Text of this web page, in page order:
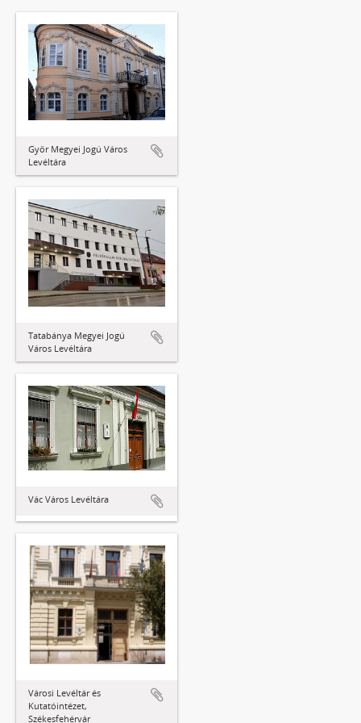
Győr Megyei Jogú Város
Levéltára
Tatabánya Megyei Jogú
Város Levéltára
Vác Város Levéltára
Városi Levéltár és
Kutatóintézet,
Székesfehérvár